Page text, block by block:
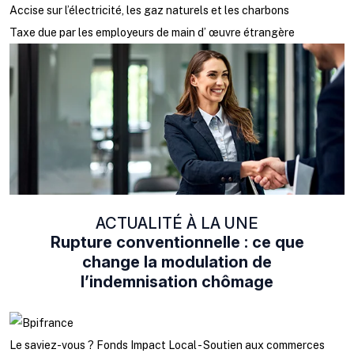
Accise sur l’électricité, les gaz naturels et les charbons
Taxe due par les employeurs de main d’ œuvre étrangère
ACTUALITÉ À LA UNE
Rupture conventionnelle : ce que
change la modulation de
l’indemnisation chômage
Le saviez-vous ? Fonds Impact Local - Soutien aux commerces